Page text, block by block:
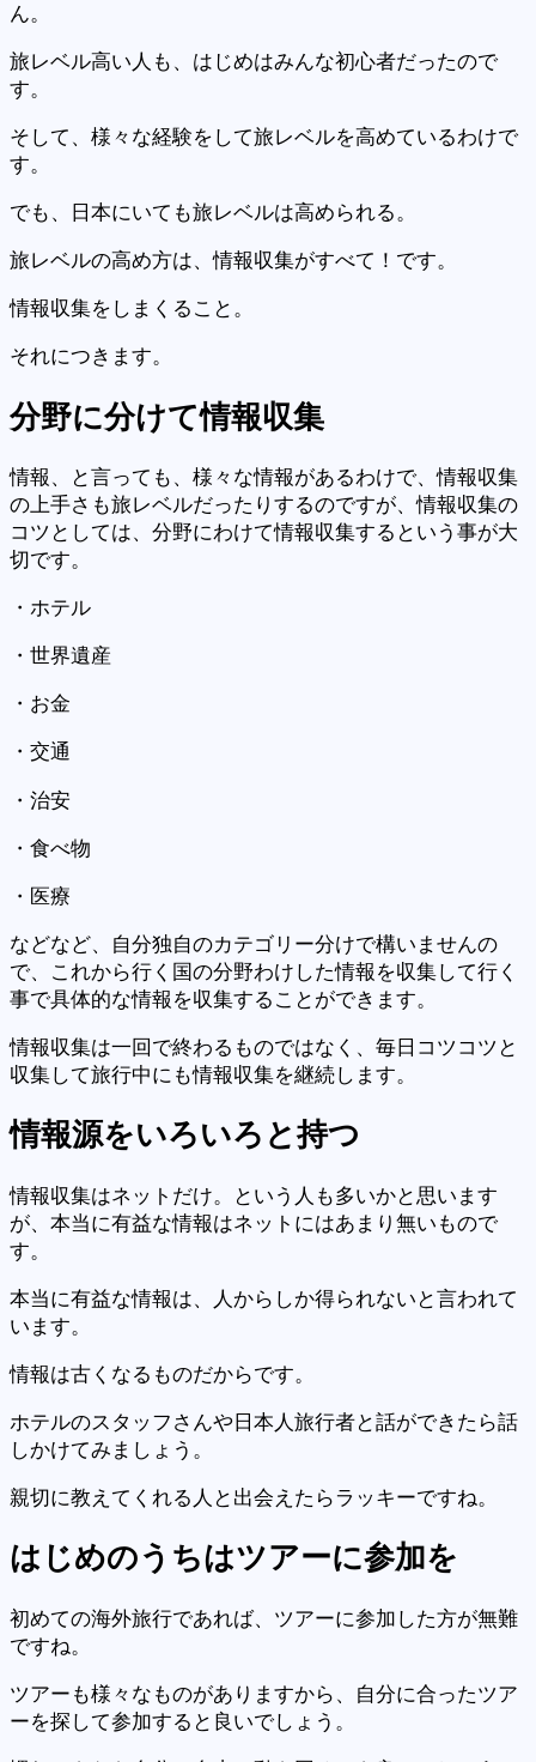
ん。
旅レベル高い人も、はじめはみんな初心者だったので
す。
そして、様々な経験をして旅レベルを高めているわけで
す。
でも、日本にいても旅レベルは高められる。
旅レベルの高め方は、情報収集がすべて！です。
情報収集をしまくること。
それにつきます。
分野に分けて情報収集
情報、と言っても、様々な情報があるわけで、情報収集
の上手さも旅レベルだったりするのですが、情報収集の
コツとしては、分野にわけて情報収集するという事が大
切です。
・ホテル
・世界遺産
・お金
・交通
・治安
・食べ物
・医療
などなど、自分独自のカテゴリー分けで構いませんの
で、これから行く国の分野わけした情報を収集して行く
事で具体的な情報を収集することができます。
情報収集は一回で終わるものではなく、毎日コツコツと
収集して旅行中にも情報収集を継続します。
情報源をいろいろと持つ
情報収集はネットだけ。という人も多いかと思います
が、本当に有益な情報はネットにはあまり無いもので
す。
本当に有益な情報は、人からしか得られないと言われて
います。
情報は古くなるものだからです。
ホテルのスタッフさんや日本人旅行者と話ができたら話
しかけてみましょう。
親切に教えてくれる人と出会えたらラッキーですね。
はじめのうちはツアーに参加を
初めての海外旅行であれば、ツアーに参加した方が無難
ですね。
ツアーも様々なものがありますから、自分に合ったツア
ーを探して参加すると良いでしょう。